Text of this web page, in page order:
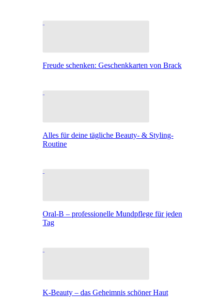
Freude schenken: Geschenkkarten von Brack
Alles für deine tägliche Beauty- & Styling-
Routine
Oral-B – professionelle Mundpflege für jeden
Tag
K-Beauty – das Geheimnis schöner Haut